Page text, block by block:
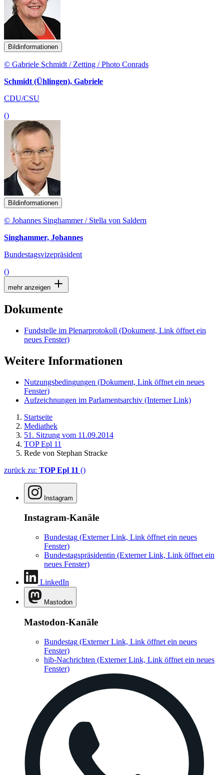
Bildinformationen
© Gabriele Schmidt / Zetting / Photo Conrads
Schmidt (Ühlingen), Gabriele
CDU/CSU
()
Bildinformationen
© Johannes Singhammer / Stella von Saldern
Singhammer, Johannes
Bundestagsvizepräsident
()
mehr anzeigen
Dokumente
Fundstelle im Plenarprotokoll (Dokument, Link öffnet ein
neues Fenster)
Weitere Informationen
Nutzungsbedingungen (Dokument, Link öffnet ein neues
Fenster)
Aufzeichnungen im Parlamentsarchiv (Interner Link)
Startseite
Mediathek
51. Sitzung vom 11.09.2014
TOP Epl 11
Rede von Stephan Stracke
zurück zu: TOP Epl 11 ()
Instagram
Instagram-Kanäle
Bundestag (Externer Link, Link öffnet ein neues
Fenster)
Bundestagspräsidentin (Externer Link, Link öffnet ein
neues Fenster)
LinkedIn
Mastodon
Mastodon-Kanäle
Bundestag (Externer Link, Link öffnet ein neues
Fenster)
hib-Nachrichten (Externer Link, Link öffnet ein neues
Fenster)